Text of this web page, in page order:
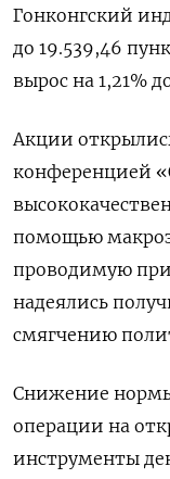
Гонконгский
до 19.539,46​
вырос на 1,21%
Акции
конференцией
помощью
проводимую
надеялись
смягчению
Снижение нормы
операции на
инструменты